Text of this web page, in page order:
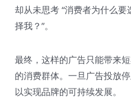
却从未思考 “消费者为什么要
择我？”。​
最终，这样的广告只能带来
的消费群体。一旦广告投放
以实现品牌的可持续发展。​